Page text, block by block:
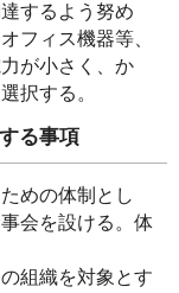
するよう努め
フィス機器等、
が小さく、か
択する。
る事項
めの体制とし
会を設ける。体
組織を対象とす